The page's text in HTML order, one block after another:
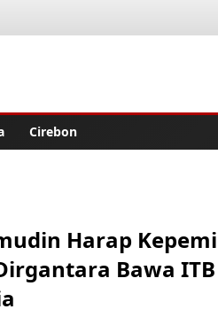
Cirebon
Harap
Bawa